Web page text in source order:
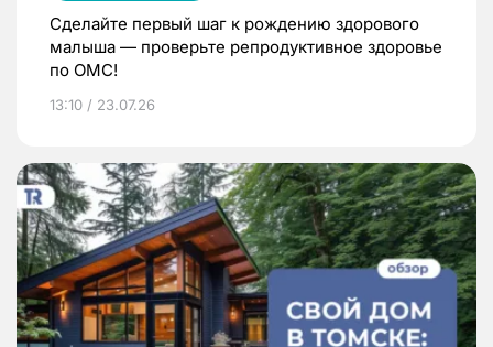
Сделайте первый шаг к рождению здорового
малыша — проверьте репродуктивное здоровье
по ОМС!
13:10 / 23.07.26